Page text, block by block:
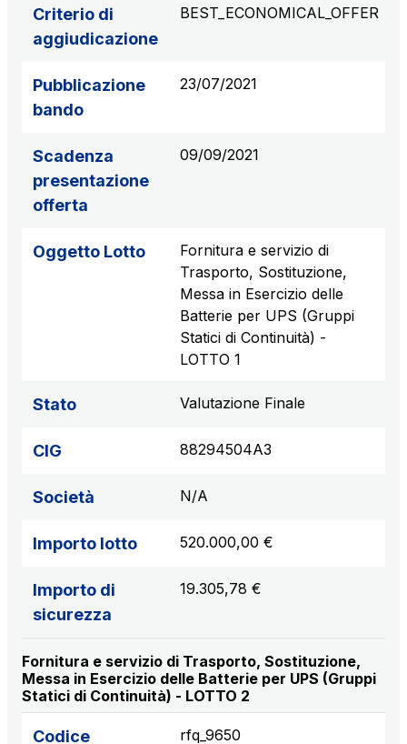
Criterio di
aggiudicazione
BEST_ECONOMICAL_OFFER
Pubblicazione
bando
23/07/2021
Scadenza
presentazione
offerta
09/09/2021
Oggetto Lotto
Fornitura e servizio di
Trasporto, Sostituzione,
Messa in Esercizio delle
Batterie per UPS (Gruppi
Statici di Continuità) -
LOTTO 1
Stato Valutazione Finale
CIG 88294504A3
Società N/A
Importo lotto 520.000,00 €
Importo di
sicurezza
19.305,78 €
Fornitura e servizio di Trasporto, Sostituzione,
Messa in Esercizio delle Batterie per UPS (Gruppi
Statici di Continuità) - LOTTO 2
Codice rfq_9650